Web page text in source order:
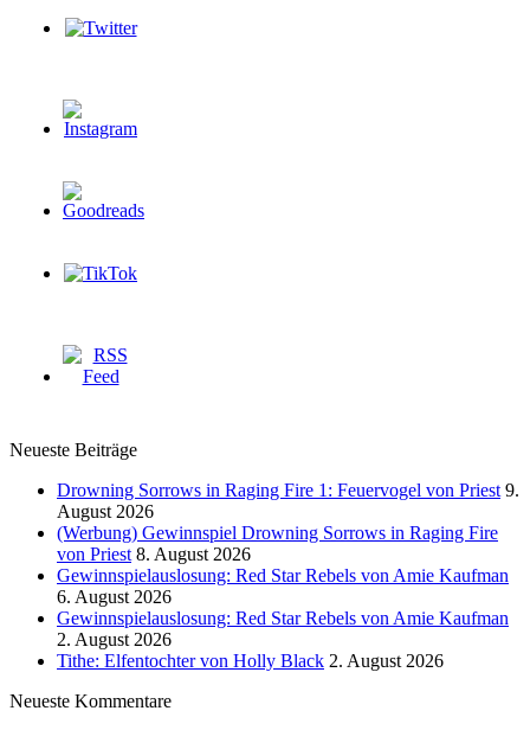
Neueste Beiträge
Drowning Sorrows in Raging Fire 1: Feuervogel von Priest 9.
August 2026
(Werbung) Gewinnspiel Drowning Sorrows in Raging Fire
von Priest 8. August 2026
Gewinnspielauslosung: Red Star Rebels von Amie Kaufman
6. August 2026
Gewinnspielauslosung: Red Star Rebels von Amie Kaufman
2. August 2026
Tithe: Elfentochter von Holly Black 2. August 2026
Neueste Kommentare